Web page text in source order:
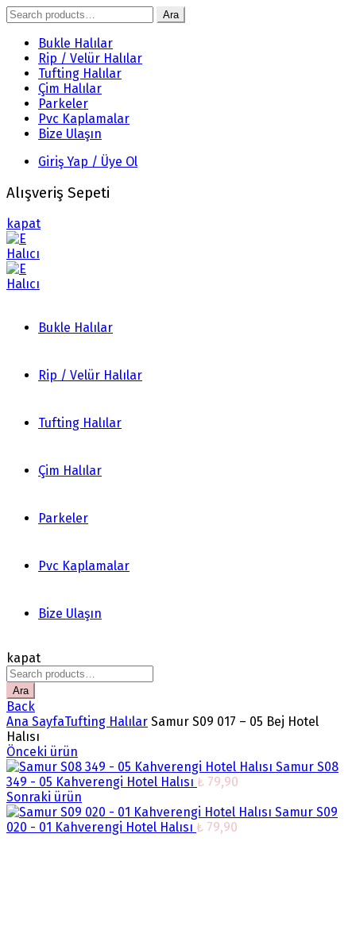
Search
for:
Ara
Bukle Halılar
Rip / Velür Halılar
Tufting Halılar
Çim Halılar
Parkeler
Pvc Kaplamalar
Bize Ulaşın
Giriş Yap / Üye Ol
Alışveriş Sepeti
kapat
Bukle Halılar
Rip / Velür Halılar
Tufting Halılar
Çim Halılar
Parkeler
Pvc Kaplamalar
Bize Ulaşın
kapat
Search
for:
Ara
Back
Ana SayfaTufting Halılar Samur S09 017 – 05 Bej Hotel
Halısı
Önceki ürün
Samur S08
349 - 05 Kahverengi Hotel Halısı ₺ 79,90
Sonraki ürün
Samur S09
020 - 01 Kahverengi Hotel Halısı ₺ 79,90